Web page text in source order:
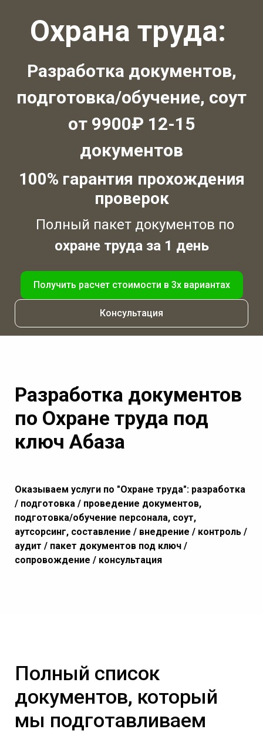
Охрана труда:
Разработка документов,
подготовка/обучение, соут
от 9900₽ 12-15
документов
100% гарантия прохождения
проверок
Полный пакет документов по
охране труда за 1 день
Получить расчет стоимости в 3х вариантах
Консультация
Разработка документов
по Охране труда под
ключ Абаза
Оказываем услуги по "Охране труда": разработка
/ подготовка / проведение документов,
подготовка/обучение персонала, соут,
аутсорсинг, составление / внедрение / контроль /
аудит / пакет документов под ключ /
сопровождение / консультация
Полный список
документов, который
мы подготавливаем